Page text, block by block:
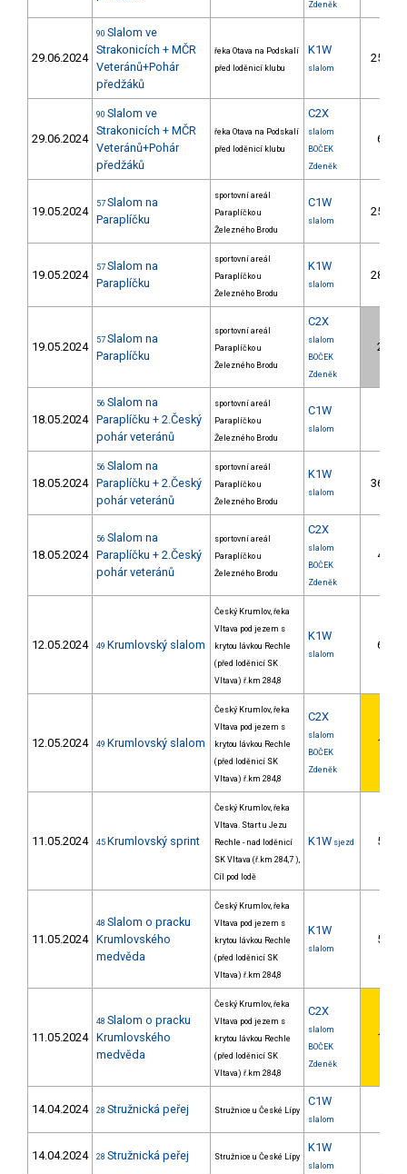
Zdeněk
29.06.2024
90 Slalom ve
Strakonicích + MČR
Veteránů+Pohár
předžáků
řeka Otava na Podskalí
před loděnicí klubu
K1W
slalom
25.
29.06.2024
90 Slalom ve
Strakonicích + MČR
Veteránů+Pohár
předžáků
řeka Otava na Podskalí
před loděnicí klubu
C2X
slalom
BOČEK
Zdeněk
6.
19.05.2024
57 Slalom na
Paraplíčku
sportovní areál
Paraplíčko u
Železného Brodu
C1W
slalom
25.
19.05.2024
57 Slalom na
Paraplíčku
sportovní areál
Paraplíčko u
Železného Brodu
K1W
slalom
28.
19.05.2024 57 Slalom na
Paraplíčku
sportovní areál
Paraplíčko u
Železného Brodu
C2X
slalom
BOČEK
Zdeněk
2.
18.05.2024
56 Slalom na
Paraplíčku + 2.Český
pohár veteránů
sportovní areál
Paraplíčko u
Železného Brodu
C1W
slalom
18.05.2024
56 Slalom na
Paraplíčku + 2.Český
pohár veteránů
sportovní areál
Paraplíčko u
Železného Brodu
K1W
slalom
36.
18.05.2024
56 Slalom na
Paraplíčku + 2.Český
pohár veteránů
sportovní areál
Paraplíčko u
Železného Brodu
C2X
slalom
BOČEK
Zdeněk
4.
12.05.2024 49 Krumlovský slalom
Český Krumlov, řeka
Vltava pod jezem s
krytou lávkou Rechle
(před loděnicí SK
Vltava) ř.km 284,8
K1W
slalom
6.
12.05.2024 49 Krumlovský slalom
Český Krumlov, řeka
Vltava pod jezem s
krytou lávkou Rechle
(před loděnicí SK
Vltava) ř.km 284,8
C2X
slalom
BOČEK
Zdeněk
1.
11.05.2024 45 Krumlovský sprint
Český Krumlov, řeka
Vltava. Start u Jezu
Rechle - nad loděnicí
SK Vltava (ř.km 284,7 ),
Cíl pod lodě
K1W sjezd 5.
11.05.2024
48 Slalom o pracku
Krumlovského
medvěda
Český Krumlov, řeka
Vltava pod jezem s
krytou lávkou Rechle
(před loděnicí SK
Vltava) ř.km 284,8
K1W
slalom
5.
11.05.2024
48 Slalom o pracku
Krumlovského
medvěda
Český Krumlov, řeka
Vltava pod jezem s
krytou lávkou Rechle
(před loděnicí SK
Vltava) ř.km 284,8
C2X
slalom
BOČEK
Zdeněk
1.
14.04.2024 28 Stružnická peřej Stružnice u České Lípy
C1W
slalom
14.04.2024 28 Stružnická peřej Stružnice u České Lípy
K1W
slalom